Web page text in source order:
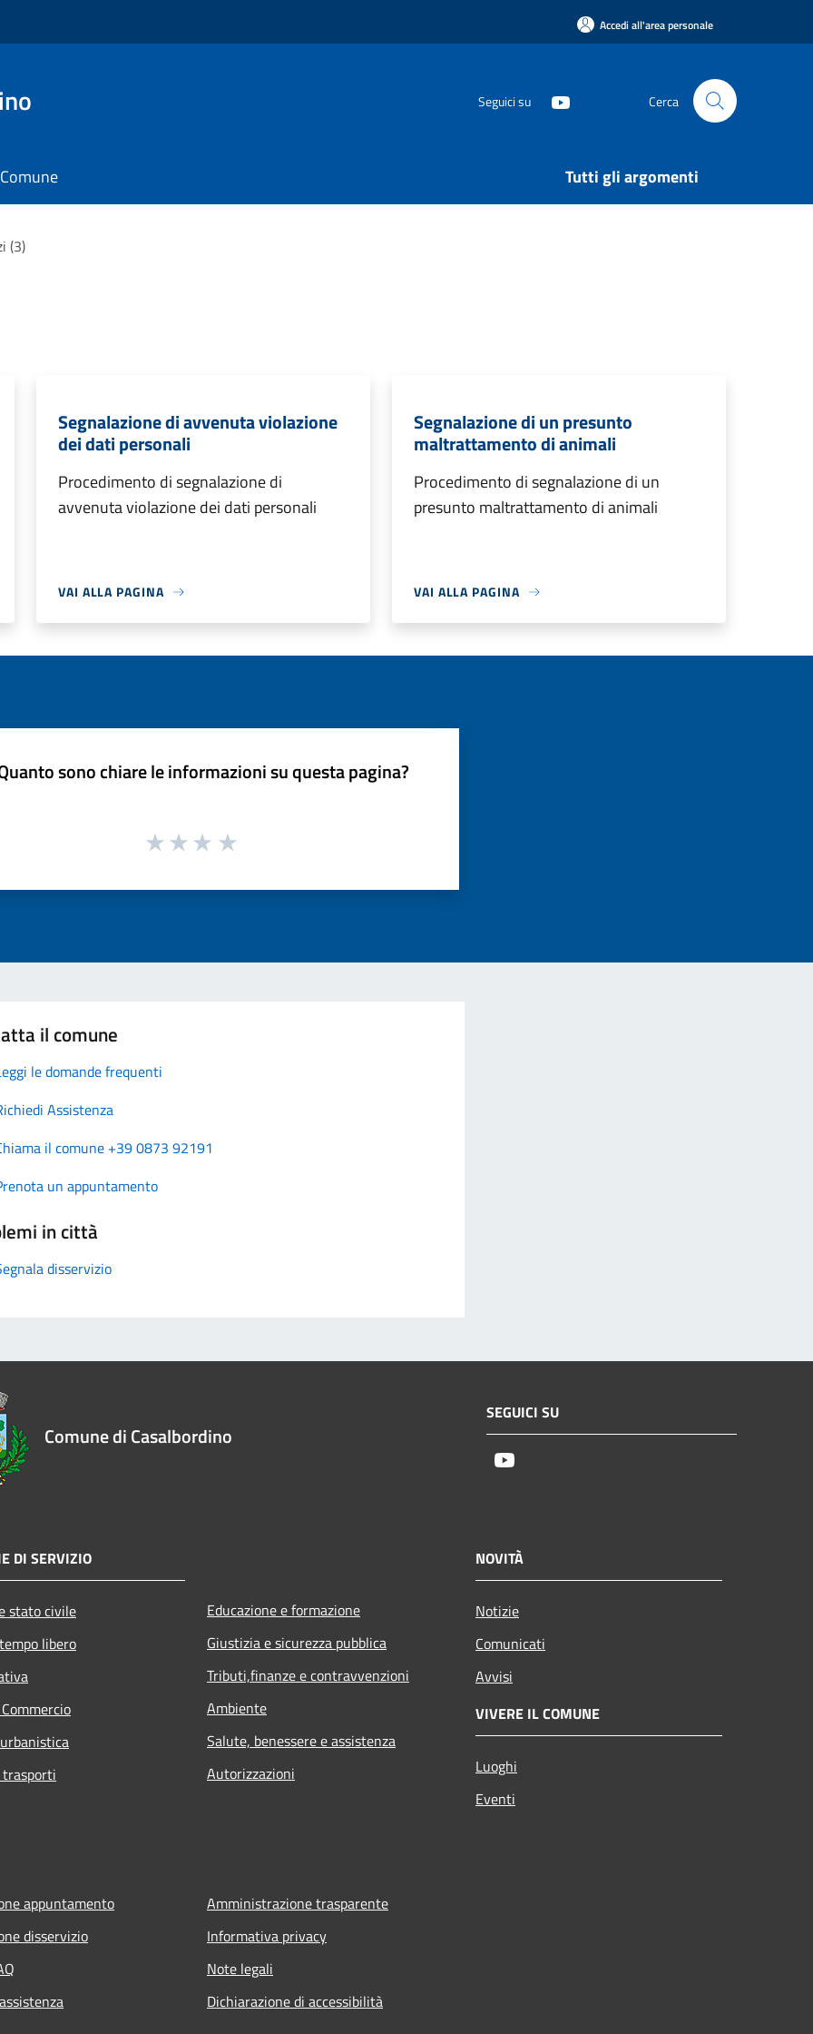
Accedi all'area personale
Seguici su Cerca
Tutti gli argomenti
(3)
Segnalazione di avvenuta violazione
dei dati personali
Procedimento di segnalazione di
avvenuta violazione dei dati personali
VAI ALLA PAGINA
Segnalazione di un presunto
maltrattamento di animali
Procedimento di segnalazione di un
presunto maltrattamento di animali
VAI ALLA PAGINA
sono chiare le informazioni su questa pagina?
il comune
le domande frequenti
Assistenza
il comune +39 0873 92191
un appuntamento
in città
disservizio
Comune di Casalbordino
SEGUICI SU
DI SERVIZIO
stato civile
libero
Educazione e formazione
Giustizia e sicurezza pubblica
Tributi,finanze e contravvenzioni
Ambiente
Salute, benessere e assistenza
Autorizzazioni
NOVITÀ
Notizie
Comunicati
Avvisi
VIVERE IL COMUNE
Luoghi
Eventi
appuntamento
disservizio
Amministrazione trasparente
Informativa privacy
Note legali
Dichiarazione di accessibilità